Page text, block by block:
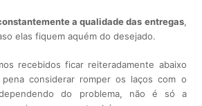
a qualidade das entregas,
elas fiquem aquém do desejado.
recebidos ficar reiteradamente abaixo
considerar romper os laços com o
do problema, não é só a